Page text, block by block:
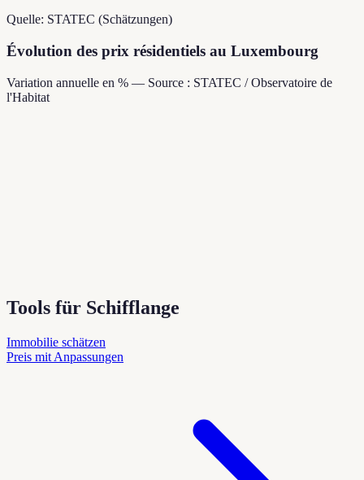
Quelle: STATEC (Schätzungen)
Évolution des prix résidentiels au Luxembourg
Variation annuelle en % — Source : STATEC / Observatoire de
l'Habitat
Tools für Schifflange
Immobilie schätzen
Preis mit Anpassungen